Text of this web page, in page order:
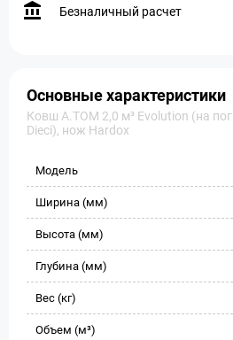
Безналичный расчет
Основные характеристики
Ковш A.TOM 2,0 м³ Evolution (на
Dieci), нож Hardox
Модель
Ширина (мм)
Высота (мм)
Глубина (мм)
Вес (кг)
Объем (м³)